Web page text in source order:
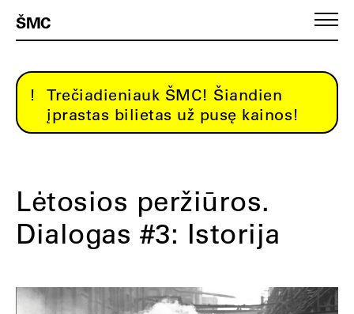
ŠMC
Trečiadieniauk ŠMC! Šiandien
įprastas bilietas už pusę kainos!
Lėtosios peržiūros.
Dialogas #3: Istorija